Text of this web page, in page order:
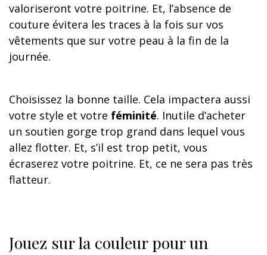
valoriseront votre poitrine. Et, l’absence de
couture évitera les traces à la fois sur vos
vêtements que sur votre peau à la fin de la
journée.
Choisissez la bonne taille. Cela impactera aussi
votre style et votre féminité. Inutile d’acheter
un soutien gorge trop grand dans lequel vous
allez flotter. Et, s’il est trop petit, vous
écraserez votre poitrine. Et, ce ne sera pas très
flatteur.
Jouez sur la couleur pour un